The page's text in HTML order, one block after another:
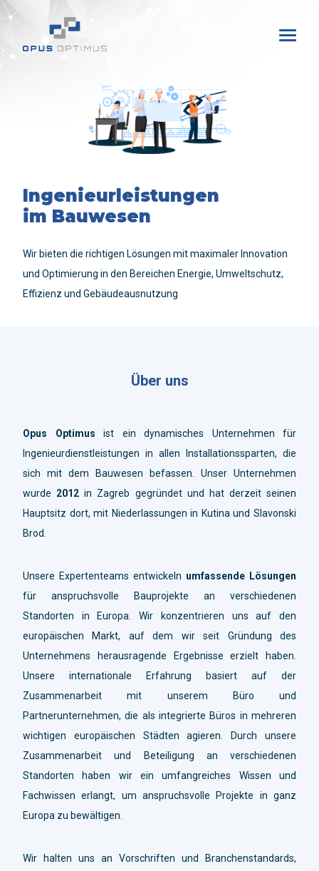
Ingenieurleistungen
im Bauwesen
Wir bieten die richtigen Lösungen mit maximaler Innovation
und Optimierung in den Bereichen Energie, Umweltschutz,
Effizienz und Gebäudeausnutzung
Über uns
Opus Optimus ist ein dynamisches Unternehmen für
Ingenieurdienstleistungen in allen Installationssparten, die
sich mit dem Bauwesen befassen. Unser Unternehmen
wurde 2012 in Zagreb gegründet und hat derzeit seinen
Hauptsitz dort, mit Niederlassungen in Kutina und Slavonski
Brod.
Unsere Expertenteams entwickeln umfassende Lösungen
für anspruchsvolle Bauprojekte an verschiedenen
Standorten in Europa. Wir konzentrieren uns auf den
europäischen Markt, auf dem wir seit Gründung des
Unternehmens herausragende Ergebnisse erzielt haben.
Unsere internationale Erfahrung basiert auf der
Zusammenarbeit mit unserem Büro und
Partnerunternehmen, die als integrierte Büros in mehreren
wichtigen europäischen Städten agieren. Durch unsere
Zusammenarbeit und Beteiligung an verschiedenen
Standorten haben wir ein umfangreiches Wissen und
Fachwissen erlangt, um anspruchsvolle Projekte in ganz
Europa zu bewältigen.
Wir halten uns an Vorschriften und Branchenstandards,